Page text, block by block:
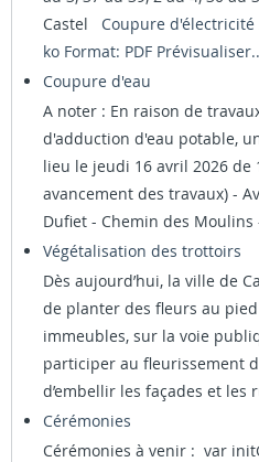
Castel Coupure d'électricité
ko Format: PDF
Coupure d'eau
A noter : En raison de
d'adduction d'eau potable,
lieu le jeudi 16 avril 2026 de
avancement des travaux) -
Dufiet - Chemin des
Végétalisation des trottoirs
Dès aujourd’hui, la ville de
de planter des fleurs au
immeubles, sur la voie
participer au fleurissement
d’embellir les façades et les
Cérémonies
Cérémonies à venir : var